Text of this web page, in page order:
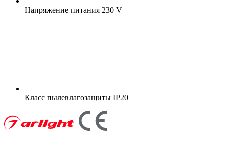
Напряжение питания 230 V
Класс пылевлагозащиты IP20